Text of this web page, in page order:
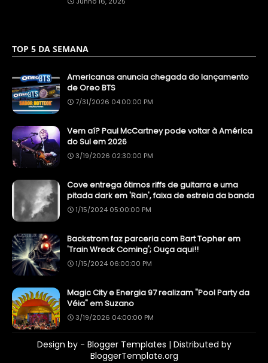
TOP 5 DA SEMANA
Americanas anuncia chegada do lançamento
de Oreo BTS
7/31/2026 04:00:00 PM
Vem aí? Paul McCartney pode voltar à América
do Sul em 2026
3/19/2026 02:30:00 PM
Cove entrega ótimos riffs de guitarra e uma
pitada dark em 'Rain', faixa de estreia da banda
1/15/2024 05:00:00 PM
Backstrom faz parceria com Bart Topher em
'Train Wreck Coming'; Ouça aqui!!
1/15/2024 06:00:00 PM
Magic City e Energia 97 realizam "Pool Party da
Véia" em Suzano
3/19/2026 04:00:00 PM
Design by - Blogger Templates | Distributed by
BloggerTemplate.org